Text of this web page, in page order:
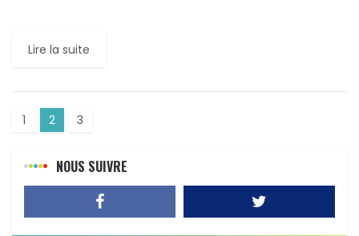
Lire la suite
1 2 3
NOUS SUIVRE